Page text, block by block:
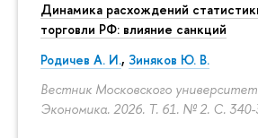
Динамика расхождений
торговли РФ: влияние санкций
Родичев А. И., Зиняков Ю. В.
Вестник Московского
Экономика. 2026. Т. 61. № 2. С. 340-